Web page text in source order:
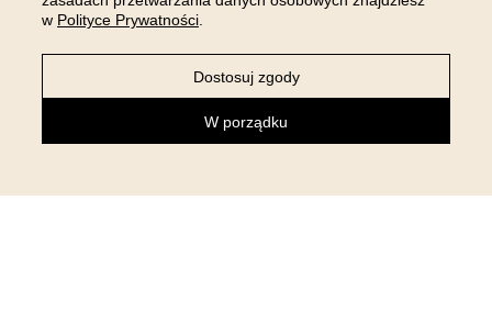
DOŁĄCZ DO NAS NA
w Polityce Prywatności
W porządku
Dostosuj zgody